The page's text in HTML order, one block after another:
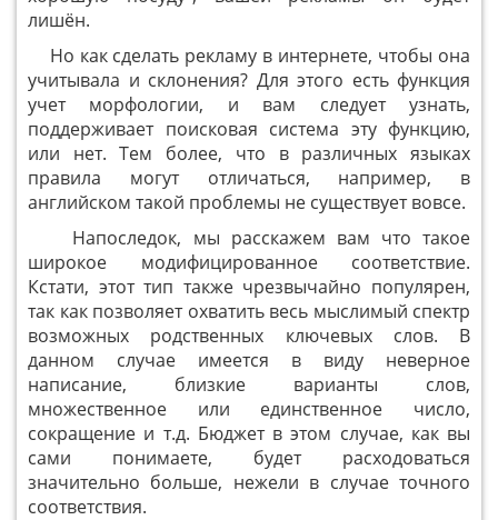
лишён.
Но как сделать рекламу в интернете, чтобы она
учитывала и склонения? Для этого есть функция
учет морфологии, и вам следует узнать,
поддерживает поисковая система эту функцию,
или нет. Тем более, что в различных языках
правила могут отличаться, например, в
английском такой проблемы не существует вовсе.
Напоследок, мы расскажем вам что такое
широкое модифицированное соответствие.
Кстати, этот тип также чрезвычайно популярен,
так как позволяет охватить весь мыслимый спектр
возможных родственных ключевых слов. В
данном случае имеется в виду неверное
написание, близкие варианты слов,
множественное или единственное число,
сокращение и т.д. Бюджет в этом случае, как вы
сами понимаете, будет расходоваться
значительно больше, нежели в случае точного
соответствия.